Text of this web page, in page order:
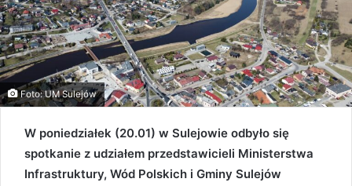
Foto: UM Sulejów
W poniedziałek (20.01) w Sulejowie odbyło się
spotkanie z udziałem przedstawicieli Ministerstwa
Infrastruktury, Wód Polskich i Gminy Sulejów